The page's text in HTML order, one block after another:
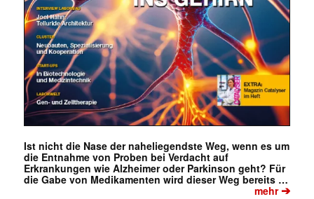
Ist nicht die Nase der naheliegendste Weg, wenn es um
die Entnahme von Proben bei Verdacht auf
Erkrankungen wie Alzheimer oder Parkinson geht? Für
die Gabe von Medikamenten wird dieser Weg bereits …
mehr➔